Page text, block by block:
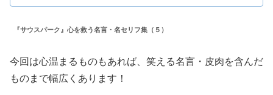
『サウスパーク』心を救う名言・名セリフ集（５）
今回は心温まるものもあれば、笑える名言・皮肉を含んだ
ものまで幅広くあります！